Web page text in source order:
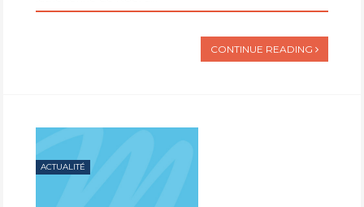
CONTINUE READING
ACTUALITÉ